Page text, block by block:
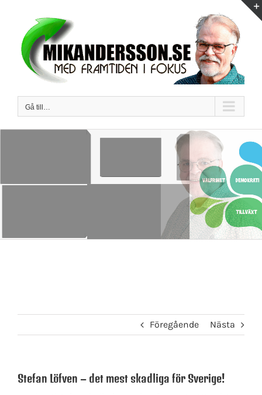
innehållet
Gå till…
Föregående Nästa
Stefan Löfven – det mest skadliga för Sverige!